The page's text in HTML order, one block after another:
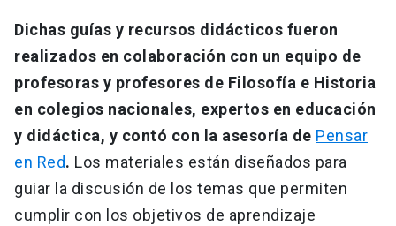
Dichas guías y recursos didácticos fueron
realizados en colaboración con un equipo de
profesoras y profesores de Filosofía e Historia
en colegios nacionales, expertos en educación
y didáctica, y contó con la asesoría de Pensar
en Red. Los materiales están diseñados para
guiar la discusión de los temas que permiten
cumplir con los objetivos de aprendizaje